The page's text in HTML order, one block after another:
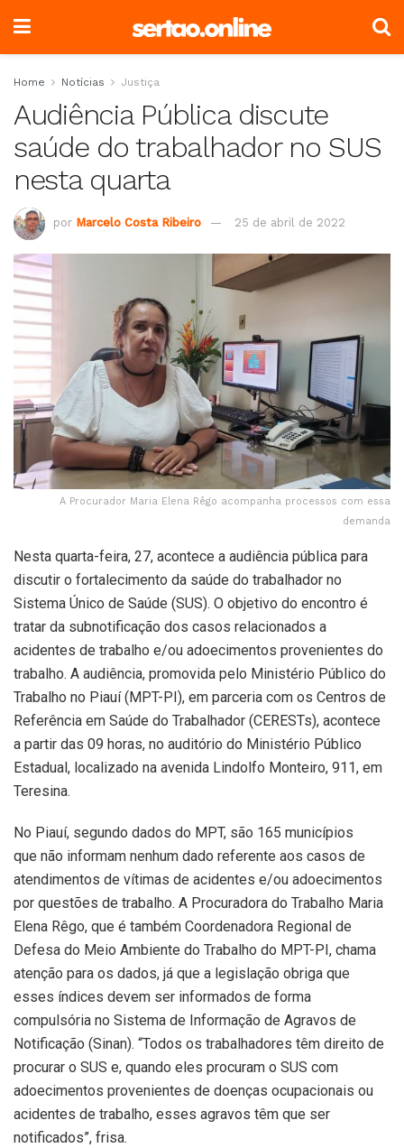
Home Notícias Justiça
Audiência Pública discute
saúde do trabalhador no SUS
nesta quarta
por Marcelo Costa Ribeiro 25 de abril de 2022
A Procurador Maria Elena Rêgo acompanha processos com essa
demanda
Nesta quarta-feira, 27, acontece a audiência pública para
discutir o fortalecimento da saúde do trabalhador no
Sistema Único de Saúde (SUS). O objetivo do encontro é
tratar da subnotificação dos casos relacionados a
acidentes de trabalho e/ou adoecimentos provenientes do
trabalho. A audiência, promovida pelo Ministério Público do
Trabalho no Piauí (MPT-PI), em parceria com os Centros de
Referência em Saúde do Trabalhador (CERESTs), acontece
a partir das 09 horas, no auditório do Ministério Público
Estadual, localizado na avenida Lindolfo Monteiro, 911, em
Teresina.
No Piauí, segundo dados do MPT, são 165 municípios
que não informam nenhum dado referente aos casos de
atendimentos de vítimas de acidentes e/ou adoecimentos
por questões de trabalho. A Procuradora do Trabalho Maria
Elena Rêgo, que é também Coordenadora Regional de
Defesa do Meio Ambiente do Trabalho do MPT-PI, chama
atenção para os dados, já que a legislação obriga que
esses índices devem ser informados de forma
compulsória no Sistema de Informação de Agravos de
Notificação (Sinan). “Todos os trabalhadores têm direito de
procurar o SUS e, quando eles procuram o SUS com
adoecimentos provenientes de doenças ocupacionais ou
acidentes de trabalho, esses agravos têm que ser
notificados”, frisa.